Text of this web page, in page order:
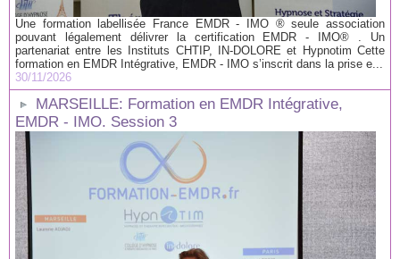
Une formation labellisée France EMDR - IMO ® seule association
pouvant légalement délivrer la certification EMDR - IMO® . Un
partenariat entre les Instituts CHTIP, IN-DOLORE et Hypnotim Cette
formation en EMDR Intégrative, EMDR - IMO s’inscrit dans la prise e...
30/11/2026
MARSEILLE: Formation en EMDR Intégrative,
EMDR - IMO. Session 3